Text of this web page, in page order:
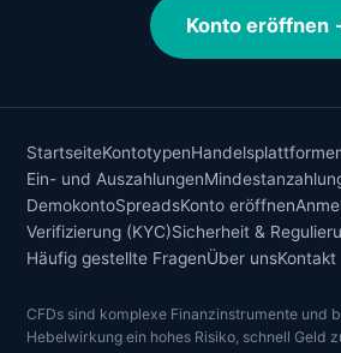
Konto eröffnen
StartseiteKontotypen
Ein- und Auszahlungen
DemokontoSpreadsKonto eröffnen
Verifizierung (KYC)Sicherheit &
Häufig gestellte FragenÜber unsKontakt
CFDs sind komplexe Finanzinstrumente und
Hebelwirkung ein hohes Risiko, schnell Geld